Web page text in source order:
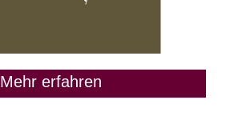
Mehr erfahren